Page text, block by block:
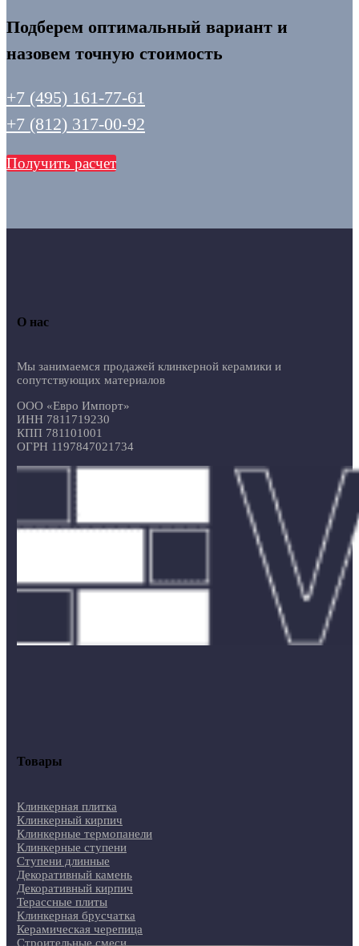
Подберем оптимальный вариант и
назовем точную стоимость
+7 (495) 161-77-61
+7 (812) 317-00-92
Получить расчет
О нас
Мы занимаемся продажей клинкерной керамики и
сопутствующих материалов
ООО «Евро Импорт»
ИНН 7811719230
КПП 781101001
ОГРН 1197847021734
Товары
Клинкерная плитка
Клинкерный кирпич
Клинкерные термопанели
Клинкерные ступени
Ступени длинные
Декоративный камень
Декоративный кирпич
Терассные плиты
Клинкерная брусчатка
Керамическая черепица
Строительные смеси